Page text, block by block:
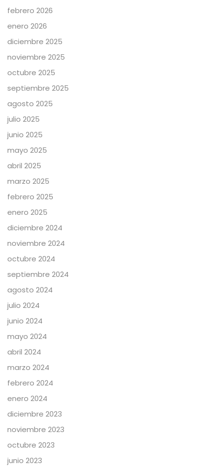
febrero 2026
enero 2026
diciembre 2025
noviembre 2025
octubre 2025
septiembre 2025
agosto 2025
julio 2025
junio 2025
mayo 2025
abril 2025
marzo 2025
febrero 2025
enero 2025
diciembre 2024
noviembre 2024
octubre 2024
septiembre 2024
agosto 2024
julio 2024
junio 2024
mayo 2024
abril 2024
marzo 2024
febrero 2024
enero 2024
diciembre 2023
noviembre 2023
octubre 2023
junio 2023